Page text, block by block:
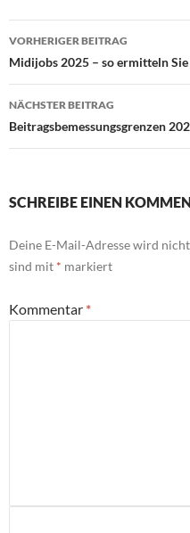
Beitragsnavigation
VORHERIGER BEITRAG
Midijobs 2025 – so ermitteln
NÄCHSTER BEITRAG
Beitragsbemessungsgrenzen
SCHREIBE EINEN
Deine E-Mail-Adresse wird
sind mit * markiert
Kommentar *